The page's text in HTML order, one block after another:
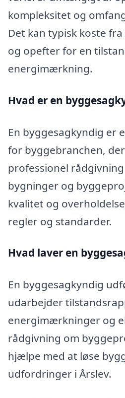
kompleksitet og
Det kan typisk koste fra
og opefter for en
energimærkning.
Hvad er en
En byggesagkyndig er
for byggebranchen,
professionel
bygninger og
kvalitet og
regler og standarder.
Hvad laver en
En byggesagkyndig
udarbejder
energimærkninger og
rådgivning om
hjælpe med at løse
udfordringer i Årslev.